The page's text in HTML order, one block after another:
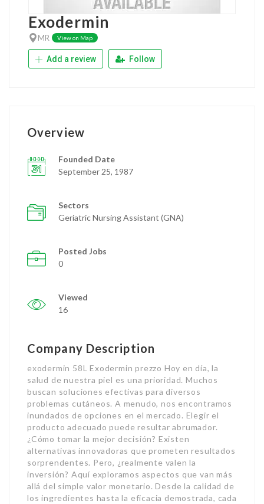
Exodermin
MR View on Map
Add a review Follow
Overview
Founded Date
September 25, 1987
Sectors
Geriatric Nursing Assistant (GNA)
Posted Jobs
0
Viewed
16
Company Description
exodermin 58L Exodermin prezzo Hoy en día, la
salud de nuestra piel es una prioridad. Muchos
buscan soluciones efectivas para diversos
problemas cutáneos. A menudo, nos encontramos
inundados de opciones en el mercado. Elegir el
producto adecuado puede resultar abrumador.
¿Cómo tomar la mejor decisión? Existen
alternativas innovadoras que prometen resultados
sorprendentes. Pero, ¿realmente valen la
inversión? Aquí exploramos aspectos que van más
allá del simple valor monetario. Desde la calidad de
los ingredientes hasta la eficacia demostrada, cada